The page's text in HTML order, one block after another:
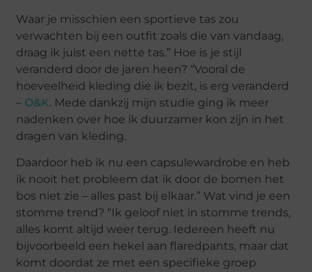
Waar je misschien een sportieve tas zou
verwachten bij een outfit zoals die van vandaag,
draag ik juist een nette tas.” Hoe is je stijl
veranderd door de jaren heen? “Vooral de
hoeveelheid kleding die ik bezit, is erg veranderd
– O&K. Mede dankzij mijn studie ging ik meer
nadenken over hoe ik duurzamer kon zijn in het
dragen van kleding.
Daardoor heb ik nu een capsulewardrobe en heb
ik nooit het probleem dat ik door de bomen het
bos niet zie – alles past bij elkaar.” Wat vind je een
stomme trend? “Ik geloof niet in stomme trends,
alles komt altijd weer terug. Iedereen heeft nu
bijvoorbeeld een hekel aan flaredpants, maar dat
komt doordat ze met een specifieke groep